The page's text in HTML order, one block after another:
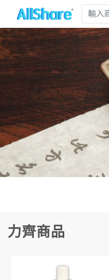
力齊商品